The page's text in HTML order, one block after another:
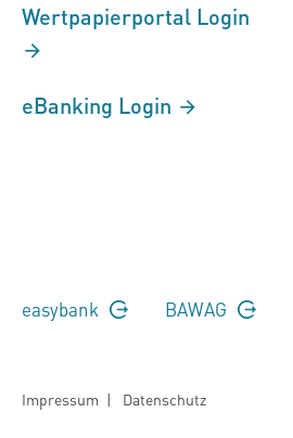
Wertpapierportal Login
eBanking Login
easybank BAWAG
Impressum | Datenschutz